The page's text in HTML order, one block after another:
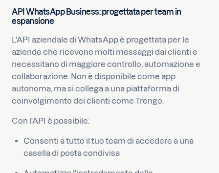
API WhatsApp Business: progettata per team in
espansione
L'API aziendale di WhatsApp è progettata per le
aziende che ricevono molti messaggi dai clienti e
necessitano di maggiore controllo, automazione e
collaborazione. Non è disponibile come app
autonoma, ma si collega a una piattaforma di
coinvolgimento dei clienti come Trengo.
Con l'API è possibile:
Consenti a tutto il tuo team di accedere a una
casella di posta condivisa